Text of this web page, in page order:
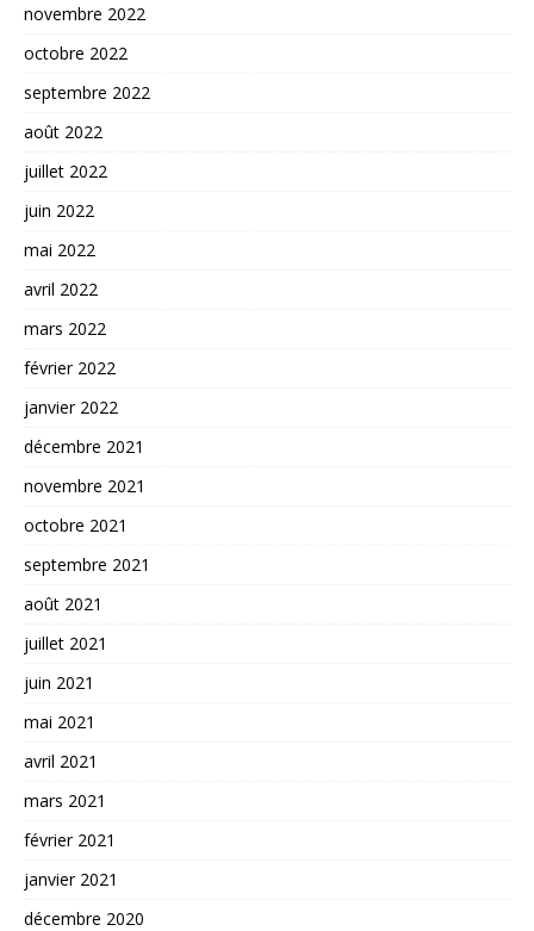
novembre 2022
octobre 2022
septembre 2022
août 2022
juillet 2022
juin 2022
mai 2022
avril 2022
mars 2022
février 2022
janvier 2022
décembre 2021
novembre 2021
octobre 2021
septembre 2021
août 2021
juillet 2021
juin 2021
mai 2021
avril 2021
mars 2021
février 2021
janvier 2021
décembre 2020